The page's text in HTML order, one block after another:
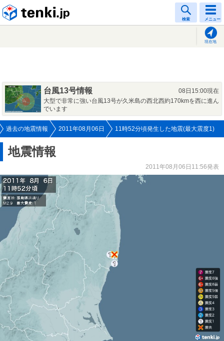
検索 メニュー
現在地
台風13号情報
08日15:00現在
大型で非常に強い台風13号が久米島の西北西約170kmを西に進ん
でいます
過去の地震情報 2011年08月06日 11時52分頃発生した地震(最大震度1)
地震情報
2011年08月06日11:56発表